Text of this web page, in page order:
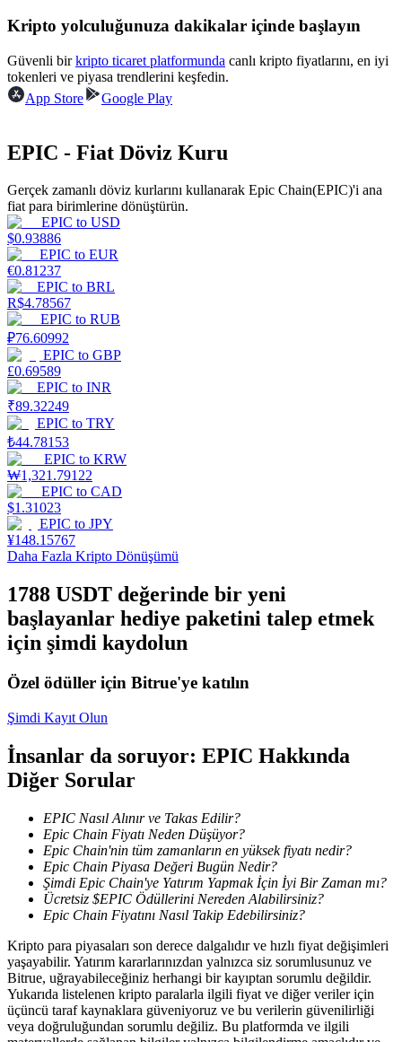
Ticaret stratejileri
Kazan
Power Piggy
Günlük rekabetçi ödüller kazanın
Launchpool
Popüler token'lar kazanmak için esnek staking
Kripto yolculuğunuza dakikalar içinde başlayın
Güvenli birkripto ticaret platformunda canlı kripto fiyatlarını, en iyi
tokenleri ve piyasa trendlerini keşfedin.
App Store
Google Play
EPIC - Fiat Döviz Kuru
Gerçek zamanlı döviz kurlarını kullanarak Epic Chain(EPIC)'i ana
fiat para birimlerine dönüştürün.
EPIC to USD
$0.93886
EPIC to EUR
€0.81237
EPIC to BRL
R$4.78567
EPIC to RUB
₽76.60992
EPIC to GBP
£0.69589
EPIC to INR
₹89.32249
EPIC to TRY
₺44.78153
EPIC to KRW
₩1,321.79122
EPIC to CAD
$1.31023
EPIC to JPY
¥148.15767
Daha Fazla Kripto Dönüşümü
1788 USDT değerinde bir yeni
başlayanlar hediye paketini talep etmek
için şimdi kaydolun
Özel ödüller için Bitrue'ye katılın
Şimdi Kayıt Olun
İnsanlar da soruyor: EPIC Hakkında
Diğer Sorular
EPIC Nasıl Alınır ve Takas Edilir?
Epic Chain Fiyatı Neden Düşüyor?
Epic Chain'nin tüm zamanların en yüksek fiyatı nedir?
Epic Chain Piyasa Değeri Bugün Nedir?
Şimdi Epic Chain'ye Yatırım Yapmak İçin İyi Bir Zaman mı?
Ücretsiz $EPIC Ödüllerini Nereden Alabilirsiniz?
Epic Chain Fiyatını Nasıl Takip Edebilirsiniz?
Kripto para piyasaları son derece dalgalıdır ve hızlı fiyat değişimleri
yaşayabilir. Yatırım kararlarınızdan yalnızca siz sorumlusunuz ve
Bitrue, uğrayabileceğiniz herhangi bir kayıptan sorumlu değildir.
Yukarıda listelenen kripto paralarla ilgili fiyat ve diğer veriler için
üçüncü taraf kaynaklara güveniyoruz ve bu verilerin güvenilirliği
veya doğruluğundan sorumlu değiliz. Bu platformda ve ilgili